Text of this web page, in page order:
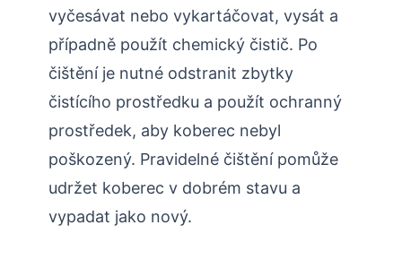
vyčesávat nebo vykartáčovat, vysát a
případně použít chemický čistič. Po
čištění je nutné odstranit zbytky
čistícího prostředku a použít ochranný
prostředek, aby koberec nebyl
poškozený. Pravidelné čištění pomůže
udržet koberec v dobrém stavu a
vypadat jako nový.